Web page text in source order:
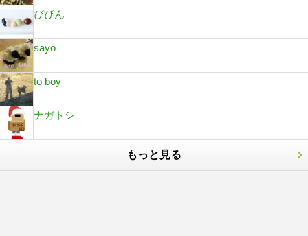
ぴぴん
sayo
to boy
ナガトシ
もっと見る